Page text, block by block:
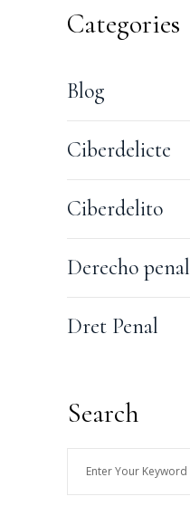
Categories
Blog
Ciberdelicte
Ciberdelito
Derecho penal
Dret Penal
Search